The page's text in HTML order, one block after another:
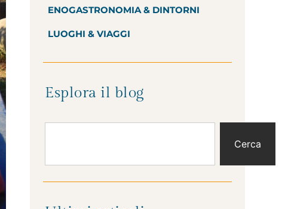
ENOGASTRONOMIA & DINTORNI
LUOGHI & VIAGGI
Esplora il blog
Cerca